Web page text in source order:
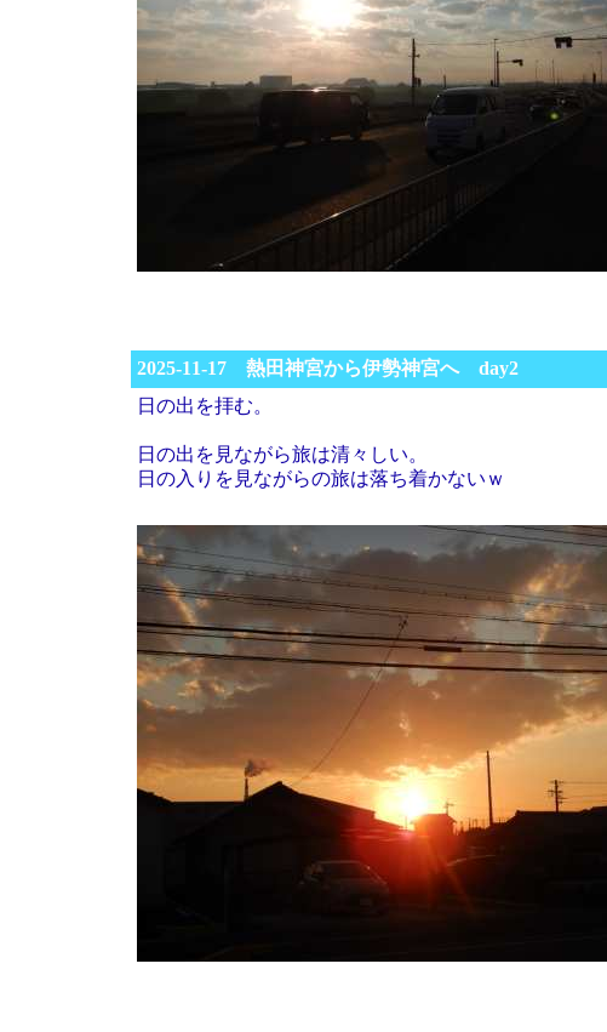
2025-11-17 熱田神宮から伊勢神宮へ day2
日の出を拝む。
日の出を見ながら旅は清々しい。
日の入りを見ながらの旅は落ち着かないｗ